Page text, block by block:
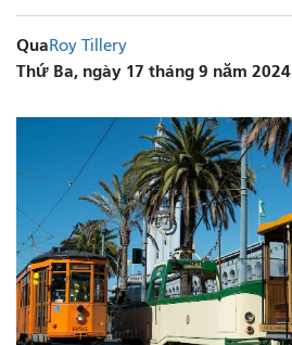
QuaRoy Tillery
Thứ Ba, ngày 17 tháng 9 năm 2024